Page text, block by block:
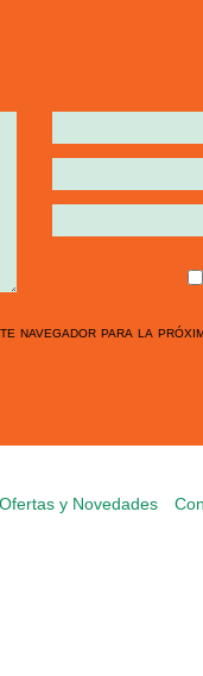
navegador para la
Ofertas y Novedades